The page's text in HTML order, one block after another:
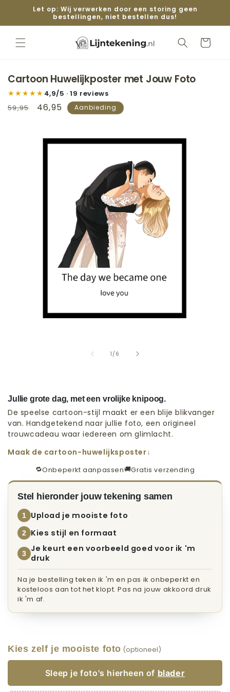
Meteen naarLet op: Wij verwerken door een storing geen
bestellingen, niet bestellen dus!
Winkelwagen
1 /van
6
Cartoon Huwelijkposter met Jouw Foto
★★★★★ 4,9/5 · 19 reviews
Normale
59,95 Aanbiedingsprijs
46,95 Aanbieding
Jullie grote dag, met een vrolijke knipoog.
De speelse cartoon-stijl maakt er een blije blikvanger
van. Handgetekend naar jullie foto, een origineel
trouwcadeau waar iedereen om glimlacht.
Maak de cartoon-huwelijksposter
🔁Onbeperkt aanpassen🚚Gratis verzending
Stel hieronder jouw tekening samen
1 Upload je mooiste foto
2 Kies stijl en formaat
3
Je keurt een voorbeeld goed voor ik 'm
druk
Na je bestelling teken ik 'm en pas ik onbeperkt en
kosteloos aan tot het klopt. Pas na jouw akkoord druk
ik 'm af.
Kies zelf je mooiste foto (optioneel)
Sleep je foto's hierheen of blader